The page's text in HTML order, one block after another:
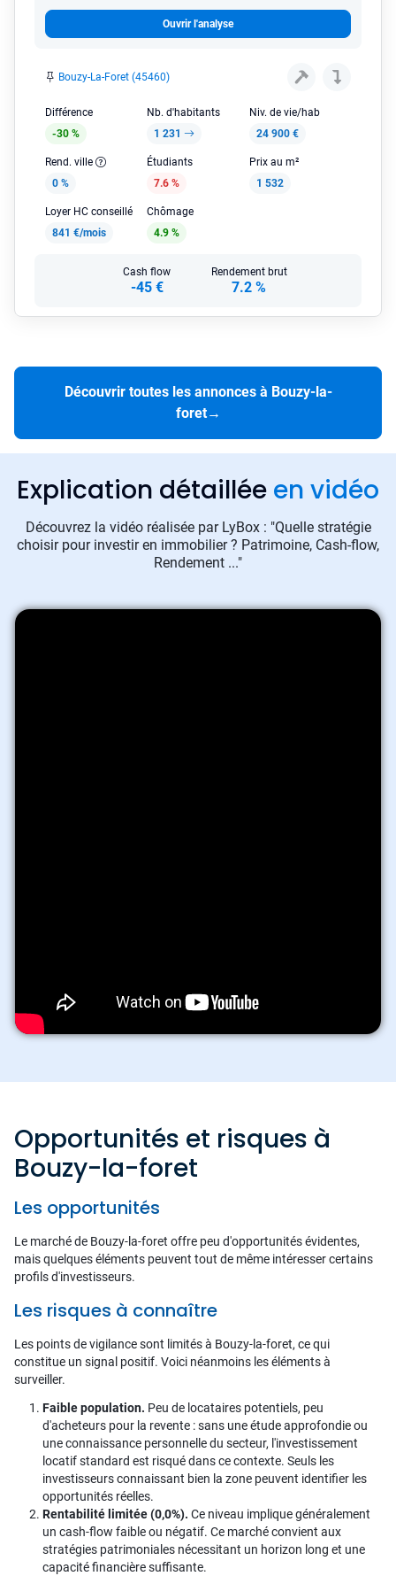
Ouvrir l'analyse
Bouzy-La-Foret (45460)
Différence
-30 %
Nb. d'habitants
1 231
Niv. de vie/hab
24 900 €
Rend. ville
0 %
Étudiants
7.6 %
Prix au m²
1 532
Loyer HC conseillé
841 €/mois
Chômage
4.9 %
Cash flow
-45 €
Rendement brut
7.2 %
Découvrir toutes les annonces à Bouzy-la-
foret→
Explication détaillée en vidéo
Découvrez la vidéo réalisée par LyBox : "Quelle stratégie
choisir pour investir en immobilier ? Patrimoine, Cash-flow,
Rendement ..."
Opportunités et risques à
Bouzy-la-foret
Les opportunités
Le marché de Bouzy-la-foret offre peu d'opportunités évidentes,
mais quelques éléments peuvent tout de même intéresser certains
profils d'investisseurs.
Les risques à connaître
Les points de vigilance sont limités à Bouzy-la-foret, ce qui
constitue un signal positif. Voici néanmoins les éléments à
surveiller.
Faible population. Peu de locataires potentiels, peu
d'acheteurs pour la revente : sans une étude approfondie ou
une connaissance personnelle du secteur, l'investissement
locatif standard est risqué dans ce contexte. Seuls les
investisseurs connaissant bien la zone peuvent identifier les
opportunités réelles.
Rentabilité limitée (0,0%). Ce niveau implique généralement
un cash-flow faible ou négatif. Ce marché convient aux
stratégies patrimoniales nécessitant un horizon long et une
capacité financière suffisante.